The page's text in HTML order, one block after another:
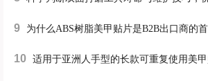
9 为什么ABS树脂美甲贴片是B2B出口商的首选：一种
10 适用于亚洲人手型的长款可重复使用美甲贴